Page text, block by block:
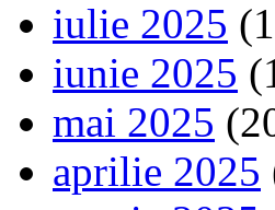
iulie 2025
iunie 2025
mai 2025
aprilie 2025